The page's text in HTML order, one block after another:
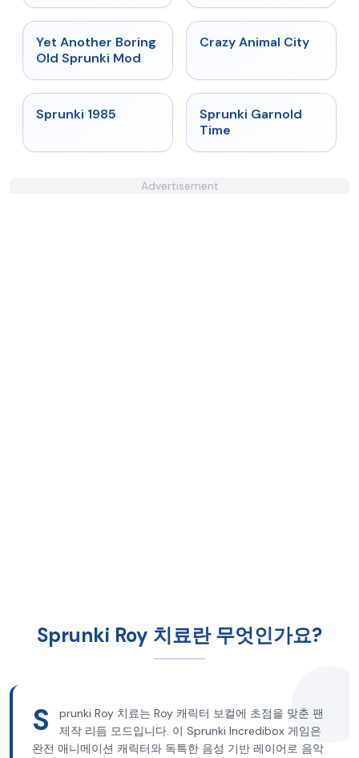
★ 4.6
Yet Another Boring
Old Sprunki Mod
★ 4.7
Crazy Animal City
Sprunki 1985 ★
Sprunki Garnold
Time
Advertisement
Sprunki Roy 치료란 무엇인가요?
S
prunki Roy 치료는 Roy 캐릭터 보컬에 초점을 맞춘 팬
제작 리듬 모드입니다. 이 Sprunki Incredibox 게임은
완전 애니메이션 캐릭터와 독특한 음성 기반 레이어로 음악